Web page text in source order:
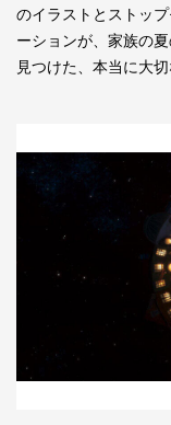
のイラストとストッ
ーションが、家族の
見つけた、本当に大